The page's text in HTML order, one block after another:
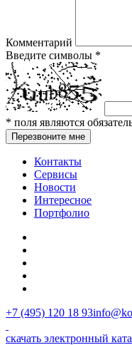
Комментарий
Введите символы *
* поля являются
Перезвоните мне
Контакты
Сервисы
Новости
Интересное
Портфолио
+7 (495) 120 18 93
скачать электронный